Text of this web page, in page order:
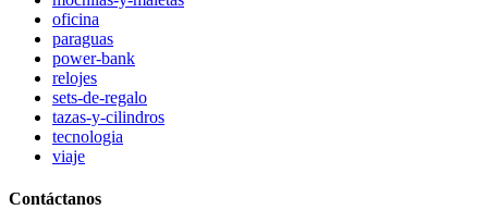
oficina
paraguas
power-bank
relojes
sets-de-regalo
tazas-y-cilindros
tecnologia
viaje
Contáctanos